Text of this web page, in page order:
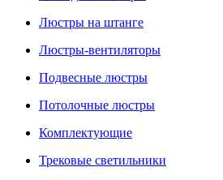
Люстры на штанге
Люстры-вентиляторы
Подвесные люстры
Потолочные люстры
Комплектующие
Трековые светильники